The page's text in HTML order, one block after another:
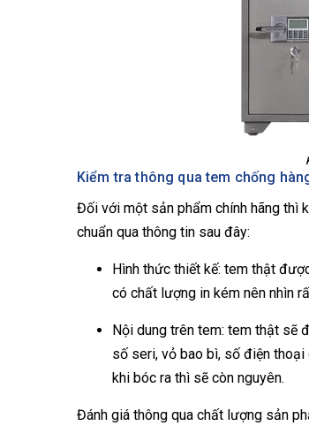
Kiểm tra thông qua tem chống
Đối với một sản phẩm chính hãng thì
chuẩn qua thông tin sau đây:
Hình thức thiết kế: tem thật
có chất lượng in kém nên nhìn
Nội dung trên tem: tem thật sẽ
số seri, vỏ bao bì, số điện
khi bóc ra thì sẽ còn nguyên.
Đánh giá thông qua chất lượng sản